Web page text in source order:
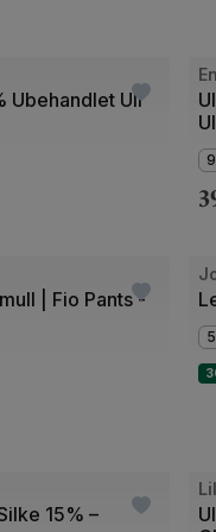
Ubehandlet Ull
av
| Fio Pants -
15% –